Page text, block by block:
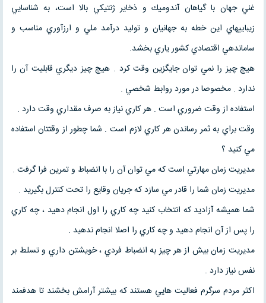
غني جهان با گياهان آندوميك و ذخاير ژنتيكي بالا است، به شناسايي
زيباييهاي اين خطه به جهانيان و توليد درآمد ملي و ارزآوري مناسب و
ساماندهي اقتصادي كشور ياري بخشد.
هيچ چيز را نمي توان جايگزين وقت کرد . هيچ چيز ديگري قابليت آن را
ندارد . مخصوصا در مورد روابط شخصي .
استفاده از وقت ضروري است . هر کاري نياز به صرف مقداري وقت دارد .
وقت براي به ثمر رساندن هر کاري لازم است . شما چطور از وقتتان استفاده
مي کنيد ؟
مديريت زمان مهارتي است که مي توان آن را با انضباط و تمرين فرا گرفت .
مديريت زمان شما را قادر مي سازد که جريان وقايع را تحت کنترل بگيريد .
شما هميشه آزاديد که انتخاب کنيد چه کاري را اول انجام دهيد ، چه کاري
را پس از آن انجام دهيد و چه کاري را اصلا انجام ندهيد .
مديريت زمان بيش از هر چيز به انضباط فردي ، خويشتن داري و تسلط بر
نفس نياز دارد .
اکثر مردم سرگرم فعاليت هايي هستند که بيشتر آرامش بخشند تا هدفمند